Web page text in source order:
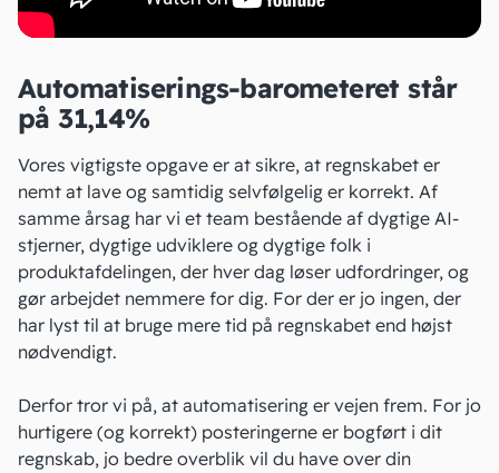
Automatiserings-barometeret står
på 31,14%
Vores vigtigste opgave er at sikre, at regnskabet er
nemt at lave og samtidig selvfølgelig er korrekt. Af
samme årsag har vi et team bestående af dygtige AI-
stjerner, dygtige udviklere og dygtige folk i
produktafdelingen, der hver dag løser udfordringer, og
gør arbejdet nemmere for dig. For der er jo ingen, der
har lyst til at bruge mere tid på regnskabet end højst
nødvendigt.
Derfor tror vi på, at automatisering er vejen frem. For jo
hurtigere (og korrekt) posteringerne er bogført i dit
regnskab, jo bedre overblik vil du have over din